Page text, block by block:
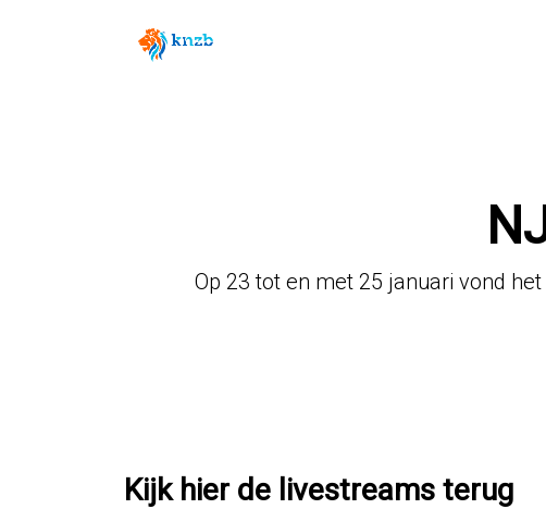
Op 23 tot en met 25 januari vond
Kijk hier de livestreams terug